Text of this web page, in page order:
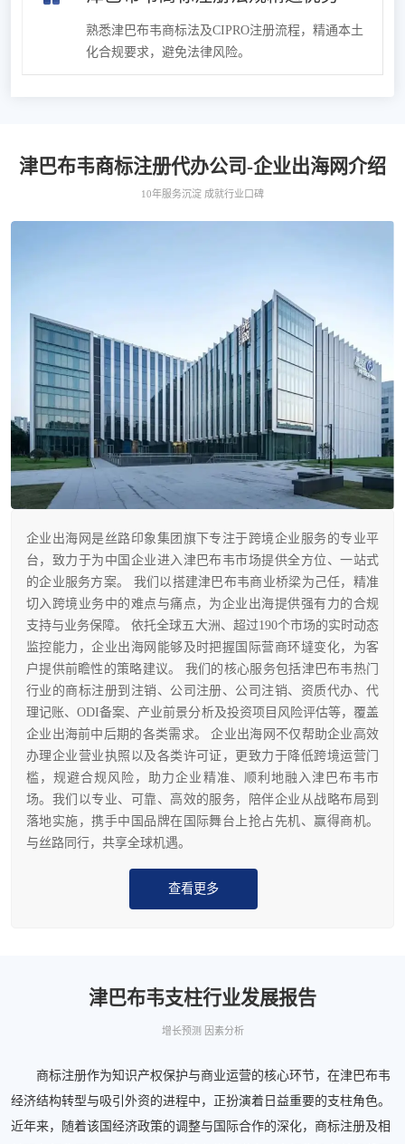
熟悉津巴布韦商标法及CIPRO注册流程，精通本土
化合规要求，避免法律风险。
津巴布韦商标注册代办公司-企业出海网介绍
10年服务沉淀 成就行业口碑
企业出海网是丝路印象集团旗下专注于跨境企业服务的专业平
台，致力于为中国企业进入津巴布韦市场提供全方位、一站式
的企业服务方案。 我们以搭建津巴布韦商业桥梁为己任，精准
切入跨境业务中的难点与痛点，为企业出海提供强有力的合规
支持与业务保障。 依托全球五大洲、超过190个市场的实时动态
监控能力，企业出海网能够及时把握国际营商环墶变化，为客
户提供前瞻性的策略建议。 我们的核心服务包括津巴布韦热门
行业的商标注册到注销、公司注册、公司注销、资质代办、代
理记账、ODI备案、产业前景分析及投资项目风险评估等，覆盖
企业出海前中后期的各类需求。 企业出海网不仅帮助企业高效
办理企业营业执照以及各类许可证，更致力于降低跨境运营门
槛，规避合规风险，助力企业精准、顺利地融入津巴布韦市
场。我们以专业、可靠、高效的服务，陪伴企业从战略布局到
落地实施，携手中国品牌在国际舞台上抢占先机、赢得商机。
与丝路同行，共享全球机遇。
查看更多
津巴布韦支柱行业发展报告
增长预测 因素分析
商标注册作为知识产权保护与商业运营的核心环节，在津巴布韦
经济结构转型与吸引外资的进程中，正扮演着日益重要的支柱角色。
近年来，随着该国经济政策的调整与国际合作的深化，商标注册及相